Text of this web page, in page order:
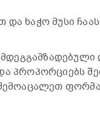
ხაჭო მუსი
პროპორციებს